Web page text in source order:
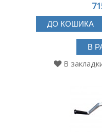
ДО КОШИКА
В
В